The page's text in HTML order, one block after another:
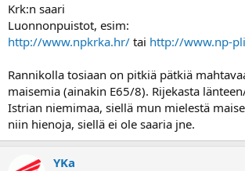
Krk:n saari
Luonnonpuistot, esim:
http://www.npkrka.hr/ tai http://www.np-
Rannikolla tosiaan on pitkiä pätkiä
maisemia (ainakin E65/8). Rijekasta
Istrian niemimaa, siellä mun mielestä
niin hienoja, siellä ei ole saaria jne.
YKa